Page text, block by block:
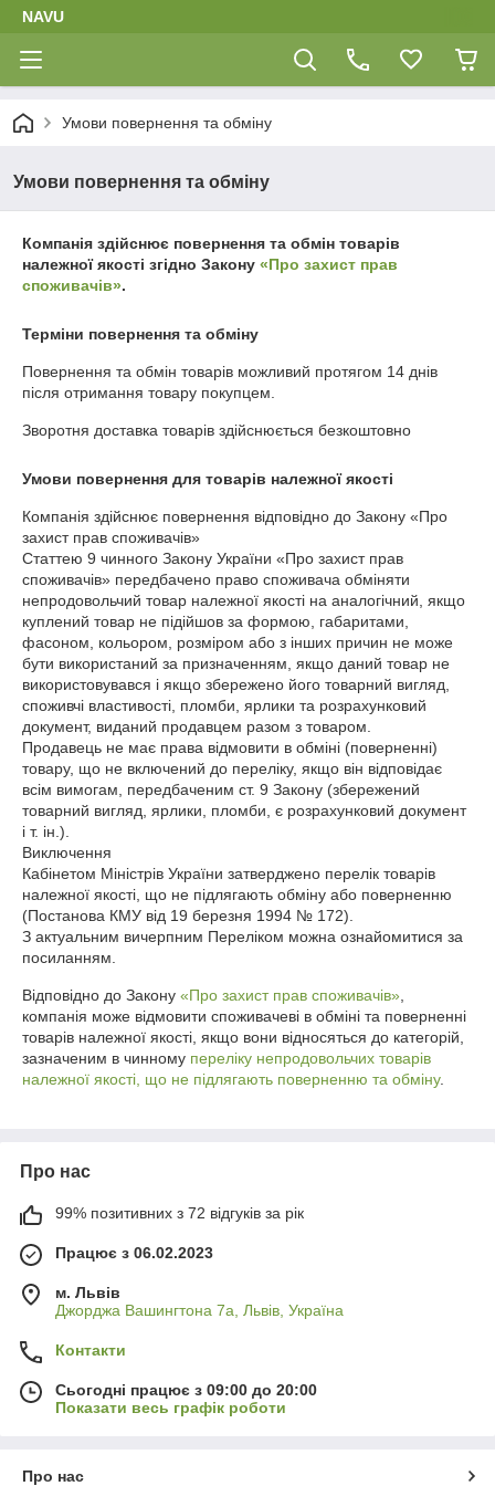
NAVU
Умови повернення та обміну
Умови повернення та обміну
Компанія здійснює повернення та обмін товарів
належної якості згідно Закону «Про захист прав
споживачів».
Терміни повернення та обміну
Повернення та обмін товарів можливий протягом 14 днів
після отримання товару покупцем.
Зворотня доставка товарів здійснюється безкоштовно
Умови повернення для товарів належної якості
Компанія здійснює повернення відповідно до Закону «Про
захист прав споживачів»
Статтею 9 чинного Закону України «Про захист прав
споживачів» передбачено право споживача обміняти
непродовольчий товар належної якості на аналогічний, якщо
куплений товар не підійшов за формою, габаритами,
фасоном, кольором, розміром або з інших причин не може
бути використаний за призначенням, якщо даний товар не
використовувався і якщо збережено його товарний вигляд,
споживчі властивості, пломби, ярлики та розрахунковий
документ, виданий продавцем разом з товаром.
Продавець не має права відмовити в обміні (поверненні)
товару, що не включений до переліку, якщо він відповідає
всім вимогам, передбаченим ст. 9 Закону (збережений
товарний вигляд, ярлики, пломби, є розрахунковий документ
і т. ін.).
Виключення
Кабінетом Міністрів України затверджено перелік товарів
належної якості, що не підлягають обміну або поверненню
(Постанова КМУ від 19 березня 1994 № 172).
З актуальним вичерпним Переліком можна ознайомитися за
посиланням.
Відповідно до Закону «Про захист прав споживачів»
компанія може відмовити споживачеві в обміні та поверненні
товарів належної якості, якщо вони відносяться до категорій,
зазначеним в чинному переліку непродовольчих товарів
належної якості, що не підлягають поверненню та обміну.
Про нас
99% позитивних з 72 відгуків за рік
Працює з 06.02.2023
м. Львів
Джорджа Вашингтона 7а, Львів, Україна
Контакти
Сьогодні працює з 09:00 до 20:00
Показати весь графік роботи
Про нас